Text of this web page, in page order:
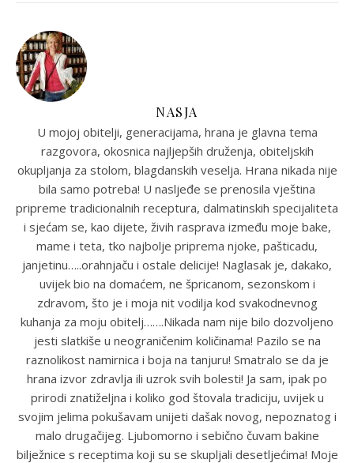
NASJA
U mojoj obitelji, generacijama, hrana je glavna tema
razgovora, okosnica najljepših druženja, obiteljskih
okupljanja za stolom, blagdanskih veselja. Hrana nikada nije
bila samo potreba! U nasljeđe se prenosila vještina
pripreme tradicionalnih receptura, dalmatinskih specijaliteta
i sjećam se, kao dijete, živih rasprava između moje bake,
mame i teta, tko najbolje priprema njoke, pašticadu,
janjetinu…..orahnjaču i ostale delicije! Naglasak je, dakako,
uvijek bio na domaćem, ne špricanom, sezonskom i
zdravom, što je i moja nit vodilja kod svakodnevnog
kuhanja za moju obitelj…….Nikada nam nije bilo dozvoljeno
jesti slatkiše u neograničenim količinama! Pazilo se na
raznolikost namirnica i boja na tanjuru! Smatralo se da je
hrana izvor zdravlja ili uzrok svih bolesti! Ja sam, ipak po
prirodi znatiželjna i koliko god štovala tradiciju, uvijek u
svojim jelima pokušavam unijeti dašak novog, nepoznatog i
malo drugačijeg. Ljubomorno i sebično čuvam bakine
bilježnice s receptima koji su se skupljali desetljećima! Moje